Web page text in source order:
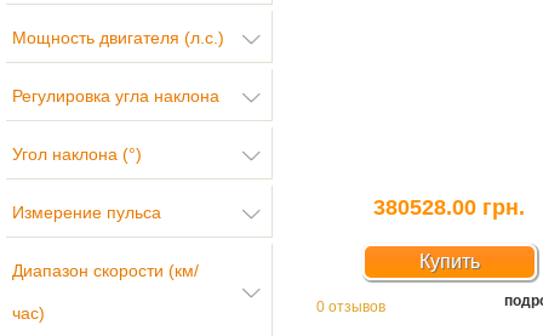
Мощность двигателя (л.с.)
Регулировка угла наклона
Угол наклона (°)
Измерение пульса
Диапазон скорости (км/
час)
380528.00 грн.
Купить
0 отзывов